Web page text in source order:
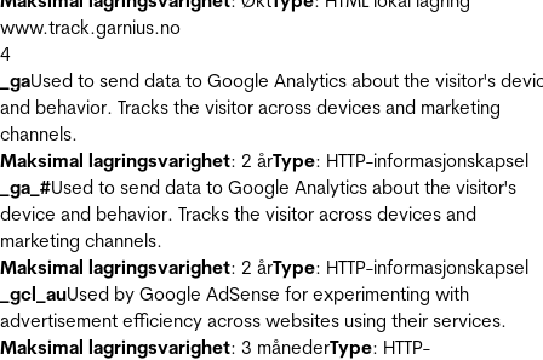
www.track.garnius.no
4
_gaUsed to send data to Google Analytics about the visitor's
and behavior. Tracks the visitor across devices and marketing
channels.
Maksimal lagringsvarighet: 2 årType: HTTP-informasjonskapsel
_ga_#Used to send data to Google Analytics about the visitor's
device and behavior. Tracks the visitor across devices and
marketing channels.
Maksimal lagringsvarighet: 2 årType: HTTP-informasjonskapsel
_gcl_auUsed by Google AdSense for experimenting with
advertisement efficiency across websites using their services.
Maksimal lagringsvarighet: 3 månederType: HTTP-